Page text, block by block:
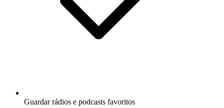
Guardar rádios e podcasts favoritos